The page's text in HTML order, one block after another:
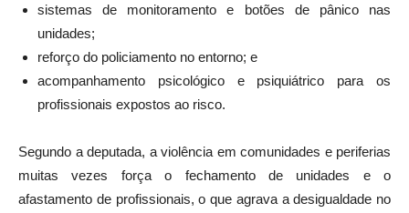
sistemas de monitoramento e botões de pânico nas
unidades;
reforço do policiamento no entorno; e
acompanhamento psicológico e psiquiátrico para os
profissionais expostos ao risco.
Segundo a deputada, a violência em comunidades e periferias
muitas vezes força o fechamento de unidades e o
afastamento de profissionais, o que agrava a desigualdade no